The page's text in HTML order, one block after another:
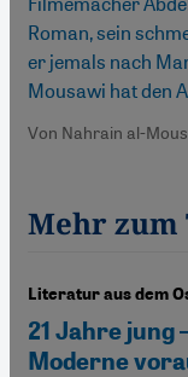
Roman, sein
er jemals nach
Mousawi hat den
Von Nahrain al-
Mehr zum
Literatur aus dem
21 Jahre jung
Moderne